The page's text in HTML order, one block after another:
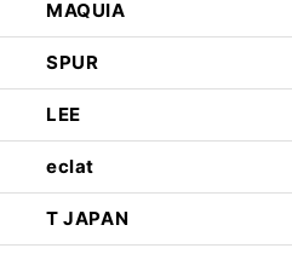
MAQUIA
SPUR
LEE
eclat
T JAPAN